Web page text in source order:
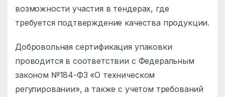
возможности участия в тендерах, где
требуется подтверждение качества продукции.
Добровольная сертификация упаковки
проводится в соответствии с Федеральным
законом №184-ФЗ «О техническом
регулировании», а также с учетом требований